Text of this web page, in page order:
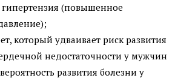
гипертензия (повышенное
который удваивает риск развития
недостаточности у мужчин
развития болезни у